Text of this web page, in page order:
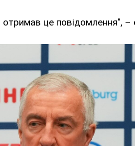
отримав це повідомлення",